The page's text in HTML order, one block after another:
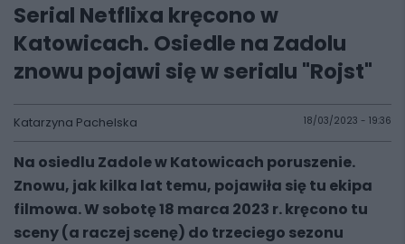
Serial Netflixa kręcono w
Katowicach. Osiedle na Zadolu
znowu pojawi się w serialu "Rojst"
Katarzyna Pachelska 18/03/2023 - 19:36
Na osiedlu Zadole w Katowicach poruszenie.
Znowu, jak kilka lat temu, pojawiła się tu ekipa
filmowa. W sobotę 18 marca 2023 r. kręcono tu
sceny (a raczej scenę) do trzeciego sezonu